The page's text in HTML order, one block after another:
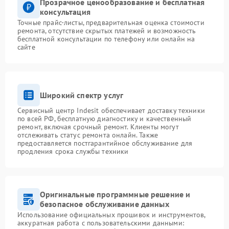
Прозрачное ценообразование и бесплатная
консультация
Точные прайс-листы, предварительная оценка стоимости
ремонта, отсутствие скрытых платежей и возможность
бесплатной консультации по телефону или онлайн на
сайте
Широкий спектр услуг
Сервисный центр Indesit обеспечивает доставку техники
по всей РФ, бесплатную диагностику и качественный
ремонт, включая срочный ремонт. Клиенты могут
отслеживать статус ремонта онлайн. Также
предоставляется постгарантийное обслуживание для
продления срока службы техники
Оригинальные программные решение и
безопасное обслуживание данных
Использование официальных прошивок и инструментов,
аккуратная работа с пользовательскими данными: